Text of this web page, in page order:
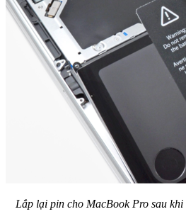
Lắp lại pin cho MacBook Pro sau